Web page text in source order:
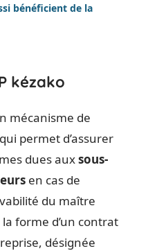
bénéficient de la
kézako
mécanisme de
qui permet d’assurer
dues auxsous-
en cas de
du maître
la forme d’un contrat
désignée